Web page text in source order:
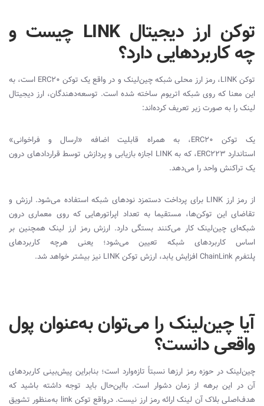
توکن ارز دیجیتال LINK چیست و
چه کاربردهایی دارد؟
توکنLINK، رمز ارز محلی شبکه چین‌لینک و در واقع یک توکن ERC20 است، به
این معنا که روی شبکه اتریوم ساخته شده است. توسعه‌دهندگان، ارز دیجیتال
لینک را به صورت زیر تعریف کرده‌اند:
یک توکن ERC20، به همراه قابلیت اضافه «ارسال و فراخوانی»
استاندارد ERC223، که بهLINK اجازه بازیابی و پردازش توسط قراردادهای درون
یک تراکنش واحد را می‌دهد.
از رمز ارز LINK برای پرداخت دستمزد نودهای شبکه استفاده می‌شود. ارزش و
تقاضای این توکن‌ها، مستقیما به تعداد اپراتورهایی که روی معماری درون
شبکه‌ای چین‌لینک کار می‌کنند بستگی دارد. ارزش رمز ارز لینک همچنین بر
اساس کاربردهای شبکه تعیین می‌شود؛ یعنی هرچه کاربردهای
پلتفرمChainLinkافزایش یابد، ارزش توکنLINK نیز بیشتر خواهد شد.
آیا چین‌لینک را می‌توان به‌عنوان پول
واقعی دانست؟
چین‌لینک در حوزه رمز ارزها نسبتاً تازه‌وارد است؛ بنابراین پیش‌بینی کاربردهای
آن در این برهه از زمان دشوار است. بااین‌حال باید توجه داشته باشید که
هدف‌اصلی بلاک آن لینک ارائه رمز ارز نیست. درواقع توکنlink به‌منظور تشویق